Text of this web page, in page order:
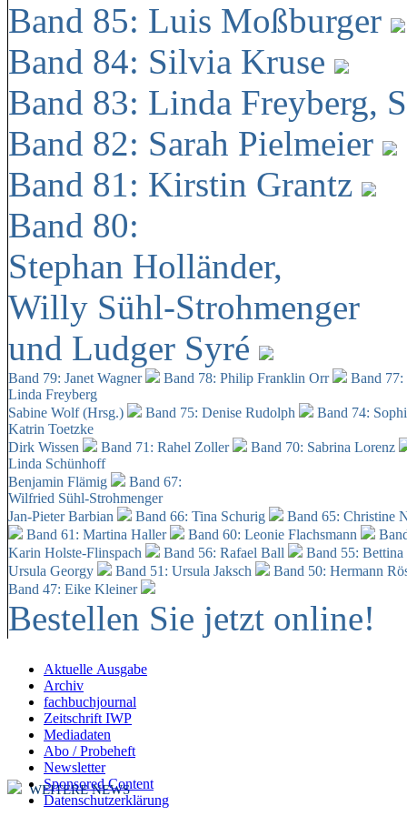
Band 85: Luis Moßburger
Band 84: Silvia Kruse
Band 83: Linda Freyberg,
Band 82: Sarah Pielmeier
Band 81: Kirstin Grantz
Band 80:
Stephan Holländer,
Willy Sühl-Strohmenger
und Ludger Syré
Band 79: Janet Wagner Band 78: Philip Franklin Orr
Band
Linda Freyberg
Sabine Wolf (Hrsg.)
Band 75: Denise Rudolph
Band 74:
Katrin Toetzke
Dirk Wissen
Band 71: Rahel Zoller
Band 70: Sabrina Lorenz
Linda Schünhoff
Benjamin Flämig
Band 67:
Wilfried Sühl-Strohmenger
Jan-Pieter Barbian
Band 66: Tina Schurig
Band 65: Christine
Band 61: Martina Haller
Band 60: Leonie Flachsmann
Karin Holste-Flinspach
Band 56: Rafael Ball
Band 55:
Ursula Georgy
Band 51: Ursula Jaksch Band 50: Hermann
Band 47: Eike Kleiner
Bestellen Sie jetzt online!
Aktuelle Ausgabe
Archiv
fachbuchjournal
Zeitschrift IWP
Mediadaten
Abo / Probeheft
Newsletter
Sponsored Content
Datenschutzerklärung
WEITERE NEWS